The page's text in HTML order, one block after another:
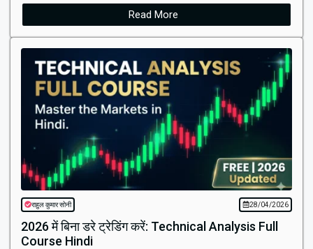
Read More
राहुल कुमार सोनी 28/04/2026
2026 में बिना डरे ट्रेडिंग करें: Technical Analysis Full
Course Hindi